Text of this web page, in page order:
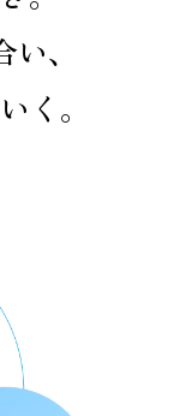
、
く。